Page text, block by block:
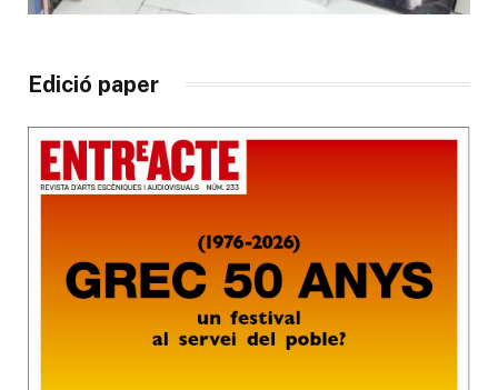
Edició paper